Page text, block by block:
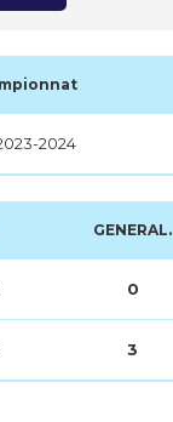
2024
GENERAL.
0
3